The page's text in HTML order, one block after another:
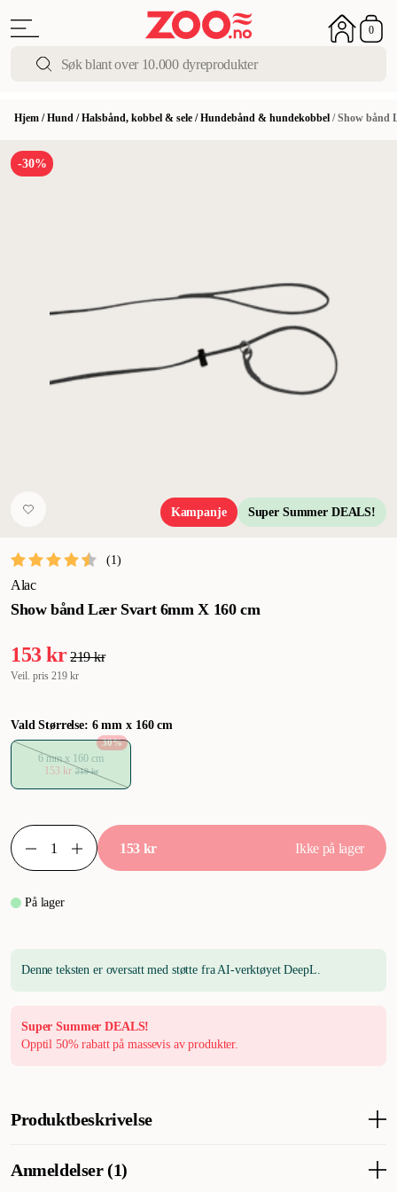
0
Hjem /Hund /Halsbånd, kobbel & sele /Hundebånd & hundekobbel /Show bånd
-30%
Kampanje Super Summer DEALS!
Alac
Show bånd Lær Svart 6mm X 160 cm
(1)
153 kr 219 kr
Veil. pris 219 kr
Vald Størrelse: 6 mm x 160 cm
30%
6 mm x 160 cm
153 kr 219 kr
153 kr Ikke på lager
På lager
Denne teksten er oversatt med støtte fra AI-verktøyet DeepL.
Super Summer DEALS!
Opptil 50% rabatt på massevis av produkter.
Produktbeskrivelse
slitesterkt og stilig. Båndet er laget av miljøsertifisert svensk lær.
Anmeldelser (1)